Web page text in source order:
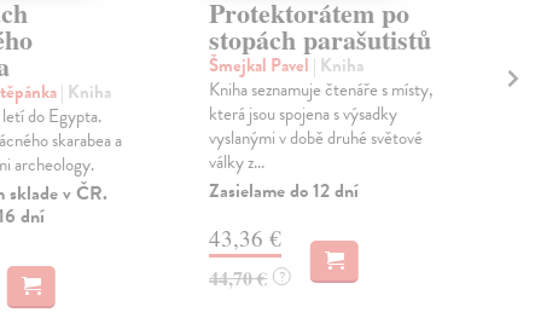
| Kniha
do Egypta.
skarabea a
archeology.
sklade v ČR.
dní
Protektorátem po
stopách parašutistů
Šmejkal Pavel | Kniha
Kniha seznamuje čtenáře s místy,
která jsou spojena s výsadky
vyslanými v době druhé světové
války z...
Zasielame do 12 dní
43,36 €
44,70 € ?